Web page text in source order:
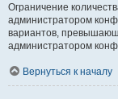
Ограничение
администратором
вариантов,
администратором
Вернуться к началу